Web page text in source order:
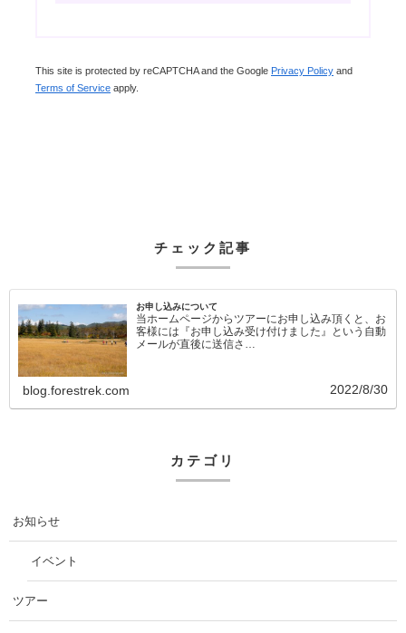
This site is protected by reCAPTCHA and the Google Privacy Policy and
Terms of Service apply.
チェック記事
お申し込みについて
当ホームページからツアーにお申し込み頂くと、お
客様には『お申し込み受け付けました』という自動
メールが直後に送信さ…
blog.forestrek.com 2022/8/30
カテゴリ
お知らせ
イベント
ツアー